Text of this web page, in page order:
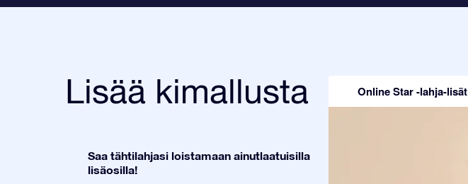
Lisää kimallusta
Saa tähtilahjasi loistamaan ainutlaatuisilla
lisäosilla!
Online Star -lahja-lisät